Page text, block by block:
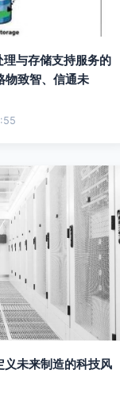
与存储支持服务的
致智、信通未
未来制造的科技风